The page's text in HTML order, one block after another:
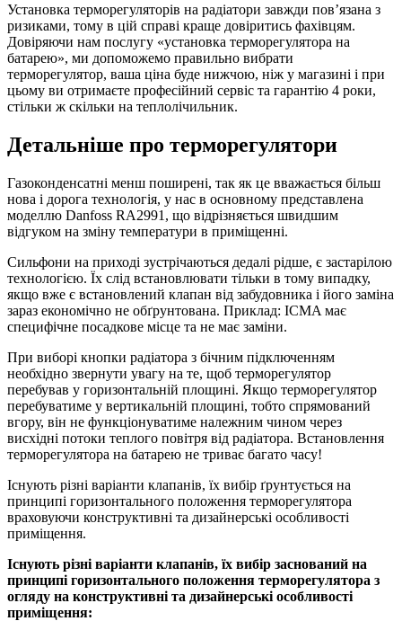
Установка терморегуляторів на радіатори завжди пов’язана з
ризиками, тому в цій справі краще довіритись фахівцям.
Довіряючи нам послугу «установка терморегулятора на
батарею», ми допоможемо правильно вибрати
терморегулятор, ваша ціна буде нижчою, ніж у магазині і при
цьому ви отримаєте професійний сервіс та гарантію 4 роки,
стільки ж скільки на теплолічильник.
Детальніше про терморегулятори
Газоконденсатні менш поширені, так як це вважається більш
нова і дорога технологія, у нас в основному представлена ​​
моделлю Danfoss RA2991, що відрізняється швидшим
відгуком на зміну температури в приміщенні.
Сильфони на приході зустрічаються дедалі рідше, є застарілою
технологією. Їх слід встановлювати тільки в тому випадку,
якщо вже є встановлений клапан від забудовника і його заміна
зараз економічно не обґрунтована. Приклад: ICMA має
специфічне посадкове місце та не має заміни.
При виборі кнопки радіатора з бічним підключенням
необхідно звернути увагу на те, щоб терморегулятор
перебував у горизонтальній площині. Якщо терморегулятор
перебуватиме у вертикальній площині, тобто спрямований
вгору, він не функціонуватиме належним чином через
висхідні потоки теплого повітря від радіатора. Встановлення
терморегулятора на батарею не триває багато часу!
Існують різні варіанти клапанів, їх вибір ґрунтується на
принципі горизонтального положення терморегулятора
враховуючи конструктивні та дизайнерські особливості
приміщення.
Існують різні варіанти клапанів, їх вибір заснований на
принципі горизонтального положення терморегулятора з
огляду на конструктивні та дизайнерські особливості
приміщення: